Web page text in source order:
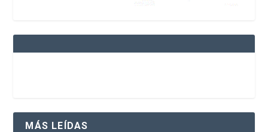
MÁS LEÍDAS